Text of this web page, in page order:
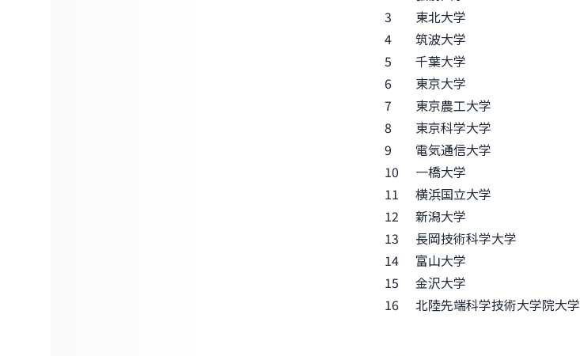
3
東北大学
4
筑波大学
5
千葉大学
6
東京大学
7
東京農工大学
8
東京科学大学
9
電気通信大学
10
一橋大学
11
横浜国立大学
12
新潟大学
13
長岡技術科学大学
14
富山大学
15
金沢大学
16
北陸先端科学技術大学院大学